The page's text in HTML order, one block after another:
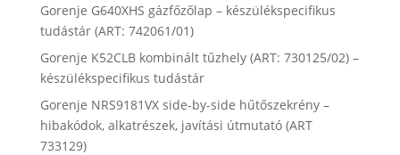
Gorenje G640XHS gázfőzőlap – készülékspecifikus
tudástár (ART: 742061/01)
Gorenje K52CLB kombinált tűzhely (ART: 730125/02) –
készülékspecifikus tudástár
Gorenje NRS9181VX side-by-side hűtőszekrény –
hibakódok, alkatrészek, javítási útmutató (ART
733129)